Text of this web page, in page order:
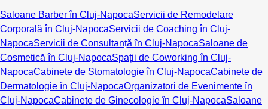
Saloane Barber în Cluj-NapocaServicii de Remodelare
Corporală în Cluj-NapocaServicii de Coaching în Cluj-
NapocaServicii de Consultanță în Cluj-NapocaSaloane de
Cosmetică în Cluj-NapocaSpații de Coworking în Cluj-
NapocaCabinete de Stomatologie în Cluj-NapocaCabinete de
Dermatologie în Cluj-NapocaOrganizatori de Evenimente în
Cluj-NapocaCabinete de Ginecologie în Cluj-NapocaSaloane